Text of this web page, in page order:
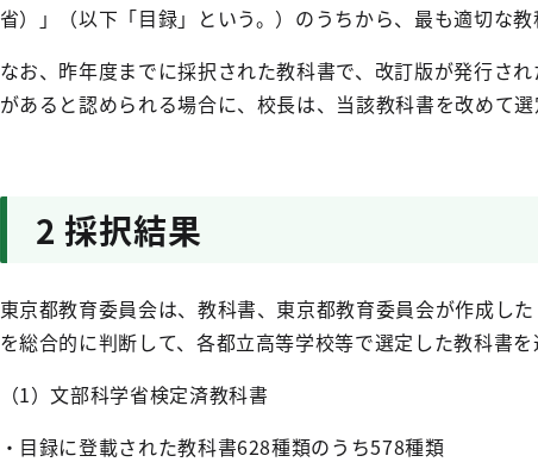
省）」（以下「目録」という。）のうちから、最も適切な教
なお、昨年度までに採択された教科書で、改訂版が発行さ
があると認められる場合に、校長は、当該教科書を改めて選
2 採択結果
東京都教育委員会は、教科書、東京都教育委員会が作成し
を総合的に判断して、各都立高等学校等で選定した教科書
（1）文部科学省検定済教科書
・目録に登載された教科書628種類のうち578種類